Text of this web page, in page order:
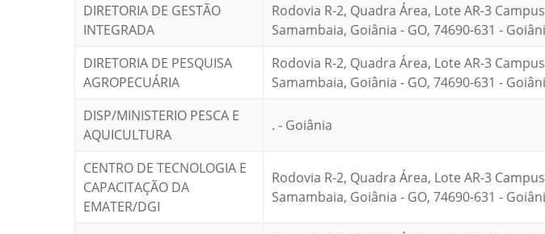
DIRETORIA DE GESTÃO
INTEGRADA
Rodovia R-2, Quadra Área, Lote AR-3
Samambaia, Goiânia - GO, 74690-631 -
DIRETORIA DE PESQUISA
AGROPECUÁRIA
Rodovia R-2, Quadra Área, Lote AR-3
Samambaia, Goiânia - GO, 74690-631 -
DISP/MINISTERIO PESCA E
AQUICULTURA
. - Goiânia
CENTRO DE TECNOLOGIA E
CAPACITAÇÃO DA
EMATER/DGI
Rodovia R-2, Quadra Área, Lote AR-3
Samambaia, Goiânia - GO, 74690-631 -